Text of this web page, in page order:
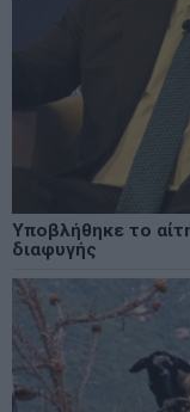
Υποβλήθηκε το
διαφυγής